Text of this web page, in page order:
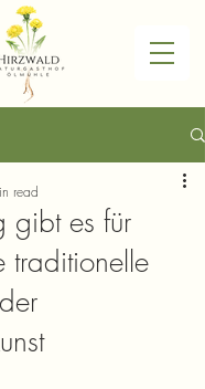
gibt es für
traditionelle
read